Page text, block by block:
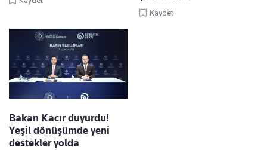
Kaydet
Bakan Kacır duyurdu!
Yeşil dönüşümde yeni
destekler yolda